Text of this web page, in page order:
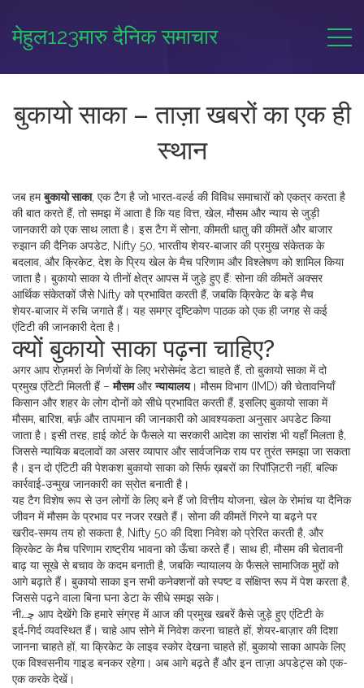
मेहुल123मारु दैनिक समाचार
बुकायो साका – ताज़ा खबरों का एक ही
स्थान
जब हमबुकायो साका, एक टैग है जो भारत‑वर्ल्ड की विविध समाचारों को एकत्र करता है
की बात करते हैं, तो समझ में आता है कि यह वित्त, खेल, मौसम और न्याय से जुड़ी
जानकारी को एक साथ लाता है। इस टैग मेंसोना, कीमती धातु की कीमतें और बाजार
रुझान की दैनिक अपडेट, Nifty 50 भारतीय शेयर‑बाजार की प्रमुख संकेतकके
बदलाव, औरक्रिकेट देश के प्रिय खेल के मैच परिणाम और विश्लेषण को शामिल किया
जाता है। बुकायो साका ये तीनों क्षेत्र आपस में जुड़े हुए हैं: सोना की कीमतें अक्सर
आर्थिक संकेतकों जैसे Nifty को प्रभावित करती हैं, जबकि क्रिकेट के बड़े मैच
शेयर‑बाजार में रुचि जगाते हैं। यह समग्र दृष्टिकोण पाठक को एक ही जगह से कई
एंटिटी की जानकारी देता है।
क्यों बुकायो साका पढ़ना चाहिए?
अगर आप रोज़मर्रा के निर्णयों के लिए भरोसेमंद डेटा चाहते हैं, तो बुकायो साका में दो
प्रमुख एंटिटी मिलती हैं –मौसमऔरन्यायालय। मौसम विभाग (IMD) की चेतावनियाँ
किसान और शहर के लोग दोनों को सीधे प्रभावित करती हैं, इसलिए बुकायो साका में
मौसम, बारिश, बर्फ़ और तापमान की जानकारीको आवश्यकता अनुसार अपडेट किया
जाता है। इसी तरह, हाई कोर्ट के फैसले या सरकारी आदेश का सारांश भी यहाँ मिलता है,
जिससे न्यायिक बदलावों का असर व्यापार और सार्वजनिक राय पर तुरंत समझा जा सकता
है। इन दो एंटिटी की पेशकश बुकायो साका को सिर्फ ख़बरों का रिपॉज़िटरी नहीं, बल्कि
कार्रवाई‑उन्मुख जानकारी का स्रोत बनाती है।
यह टैग विशेष रूप से उन लोगों के लिए बने हैं जो वित्तीय योजना, खेल के रोमांच या दैनिक
जीवन में मौसम के प्रभाव पर नजर रखते हैं। सोना की कीमतें गिरने या बढ़ने पर
खरीद‑समय तय हो सकता है, Nifty 50 की दिशा निवेश को प्रेरित करती है, और
क्रिकेट के मैच परिणाम राष्ट्रीय भावना को ऊँचा करते हैं। साथ ही, मौसम की चेतावनी
बाढ़ या सूखे से बचाव के कदम बनाती है, जबकि न्यायालय के फैसले सामाजिक मुद्दों को
आगे बढ़ाते हैं। बुकायो साका इन सभी कनेक्शनों को स्पष्ट व संक्षिप्त रूप में पेश करता है,
जिससे पढ़ने वाला बिना घना डेटा के सीधे समझ सके।
नीچے आप देखेंगे कि हमारे संग्रह में आज की प्रमुख खबरें कैसे जुड़े हुए एंटिटी के
इर्द‑गिर्द व्यवस्थित हैं। चाहे आप सोने में निवेश करना चाहते हों, शेयर‑बाज़ार की दिशा
जानना चाहते हों, या क्रिकेट के लाइव स्कोर देखना चाहते हों, बुकायो साका आपके लिए
एक विश्वसनीय गाइड बनकर रहेगा। अब आगे बढ़ते हैं और इन ताज़ा अपडेट्स को एक-
एक करके देखें।